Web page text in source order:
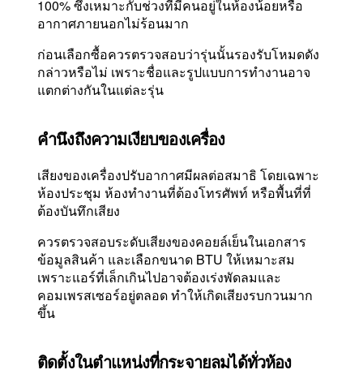
100% ซึ่งเหมาะกับช่วงที่มีคนอยู่ในห้องน้อยหรือ
อากาศภายนอกไม่ร้อนมาก
ก่อนเลือกซื้อควรตรวจสอบว่ารุ่นนั้นรองรับโหมดดัง
กล่าวหรือไม่ เพราะชื่อและรูปแบบการทำงานอาจ
แตกต่างกันในแต่ละรุ่น
คำนึงถึงความเงียบของเครื่อง
เสียงของเครื่องปรับอากาศมีผลต่อสมาธิ โดยเฉพาะ
ห้องประชุม ห้องทำงานที่ต้องโทรศัพท์ หรือพื้นที่ที่
ต้องบันทึกเสียง
ควรตรวจสอบระดับเสียงของคอยล์เย็นในเอกสาร
ข้อมูลสินค้า และเลือกขนาด BTU ให้เหมาะสม
เพราะแอร์ที่เล็กเกินไปอาจต้องเร่งพัดลมและ
คอมเพรสเซอร์อยู่ตลอด ทำให้เกิดเสียงรบกวนมาก
ขึ้น
ติดตั้งในตำแหน่งที่กระจายลมได้ทั่วห้อง